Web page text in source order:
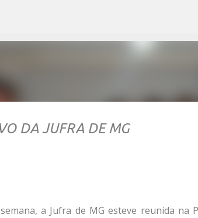
DA JUFRA DE MG
a Jufra de MG esteve reunida na